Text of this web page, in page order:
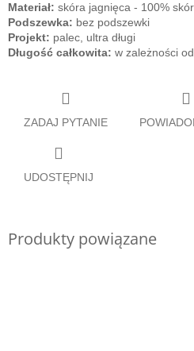
Materiał: skóra jagnięca - 100%
Podszewka: bez podszewki
Projekt: palec, ultra długi
Długość całkowita: w zależności
ZADAJ PYTANIE
UDOSTĘPNIJ
Produkty powiązane